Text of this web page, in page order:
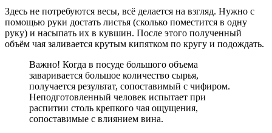
Здесь не потребуются весы, всё делается на взгляд. Нужно с
помощью руки достать листья (сколько поместится в одну
руку) и насыпать их в кувшин. После этого полученный
объём чая заливается крутым кипятком по кругу и подождать.
Важно! Когда в посуде большого объема
заваривается большое количество сырья,
получается результат, сопоставимый с чифиром.
Неподготовленный человек испытает при
распитии столь крепкого чая ощущения,
сопоставимые с влиянием вина.